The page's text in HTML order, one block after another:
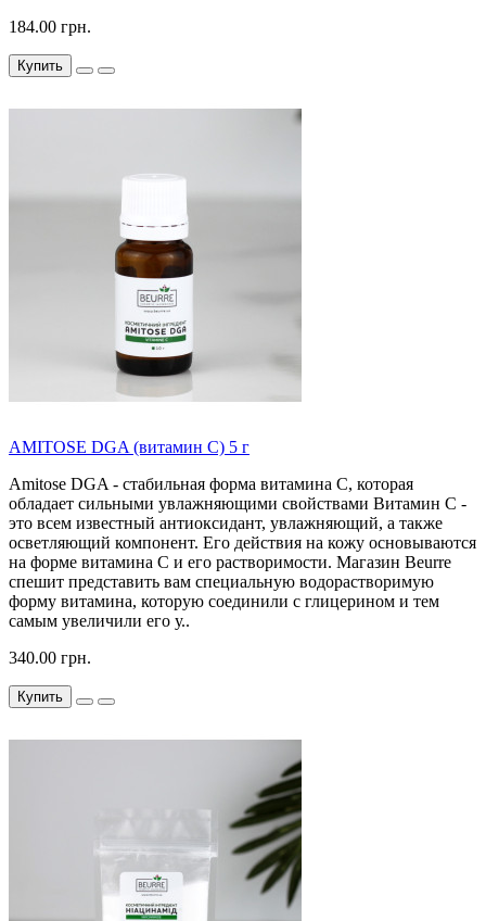
184.00 грн.
Купить
AMITOSE DGA (витамин С) 5 г
Amitose DGA - стабильная форма витамина С, которая
обладает сильными увлажняющими свойствами Витамин С -
это всем известный антиоксидант, увлажняющий, а также
осветляющий компонент. Его действия на кожу основываются
на форме витамина С и его растворимости. Магазин Beurre
спешит представить вам специальную водорастворимую
форму витамина, которую соединили с глицерином и тем
самым увеличили его у..
340.00 грн.
Купить